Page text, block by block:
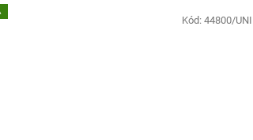
Kód: 44800/UNI